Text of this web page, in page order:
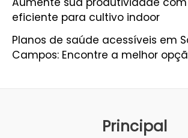
eficiente para cultivo indoor
Planos de saúde acessíveis em
Campos: Encontre a melhor
Principal